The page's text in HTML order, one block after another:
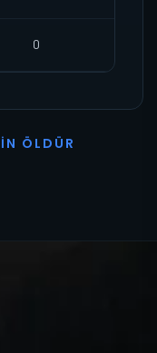
0
I N Ö L D Ü R